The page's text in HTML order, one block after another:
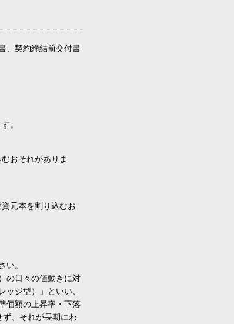
、契約締結前交付書
。
おそれがありま
元本を割り込むお
い。
の日々の値動きに対
ジ型）」といい、
価額の上昇率・下落
、それが長期にわ